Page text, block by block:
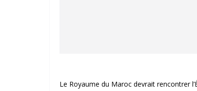
Le Royaume du Maroc devrait rencontrer